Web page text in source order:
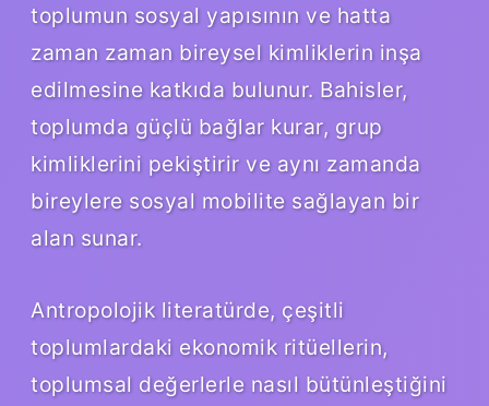
toplumun sosyal yapısının ve hatta
zaman zaman bireysel kimliklerin inşa
edilmesine katkıda bulunur. Bahisler,
toplumda güçlü bağlar kurar, grup
kimliklerini pekiştirir ve aynı zamanda
bireylere sosyal mobilite sağlayan bir
alan sunar.
Antropolojik literatürde, çeşitli
toplumlardaki ekonomik ritüellerin,
toplumsal değerlerle nasıl bütünleştiğini